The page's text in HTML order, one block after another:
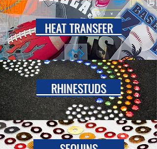
HEAT TRANSFER
RHINESTUDS